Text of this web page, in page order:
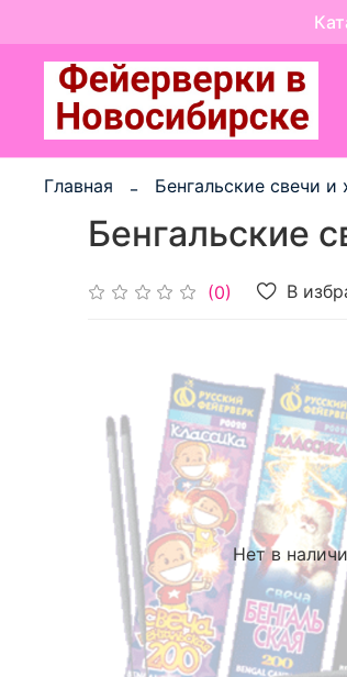
Главная Бенгальские свечи и
Бенгальские
(0) В
Нет в